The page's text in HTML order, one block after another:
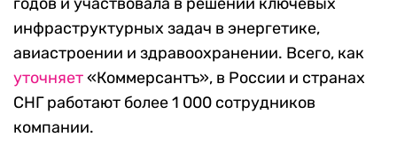
инфраструктурных задач в энергетике,
авиастроении и здравоохранении. Всего, как
уточняет«Коммерсантъ», в России и странах
СНГ работают более 1 000 сотрудников
компании.